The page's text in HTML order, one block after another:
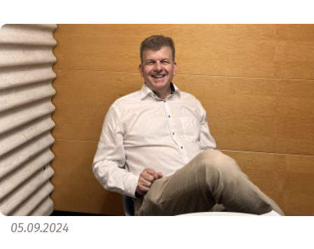
05.09.2024